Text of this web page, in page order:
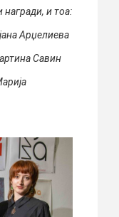
награди, и тоа:
Арџелиева
Савин